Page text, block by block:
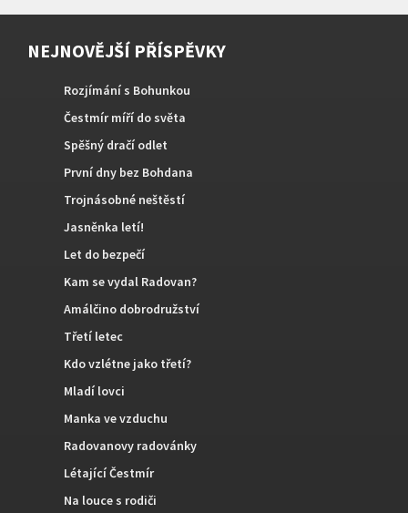
NEJNOVĚJŠÍ PŘÍSPĚVKY
Rozjímání s Bohunkou
Čestmír míří do světa
Spěšný dračí odlet
První dny bez Bohdana
Trojnásobné neštěstí
Jasněnka letí!
Let do bezpečí
Kam se vydal Radovan?
Amálčino dobrodružství
Třetí letec
Kdo vzlétne jako třetí?
Mladí lovci
Manka ve vzduchu
Radovanovy radovánky
Létající Čestmír
Na louce s rodiči